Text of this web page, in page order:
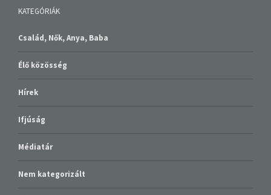
KATEGÓRIÁK
Család, Nők, Anya, Baba
Élő közösség
Hírek
Ifjúság
Médiatár
Nem kategorizált